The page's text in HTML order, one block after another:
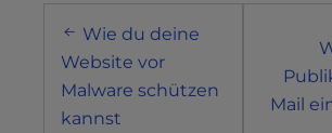
Post
navigation
Wie du deine
Website vor
Malware schützen
kannst
Mail